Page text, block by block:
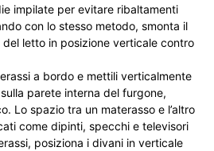
impilate per evitare ribaltamenti
con lo stesso metodo, smonta il
letto in posizione verticale contro
a bordo e mettili verticalmente
parete interna del furgone,
Lo spazio tra un materasso e l’altro
come dipinti, specchi e televisori
posiziona i divani in verticale